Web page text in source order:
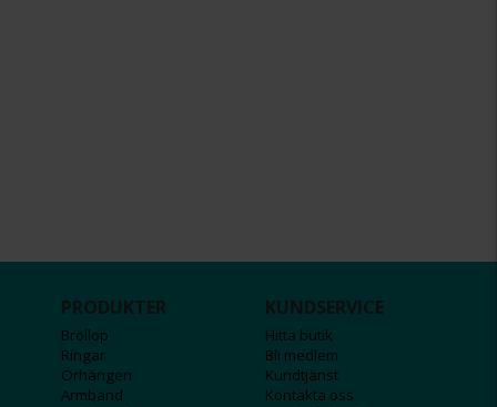
PRODUKTER
Bröllop
Ringar
Örhängen
Armband
KUNDSERVICE
Hitta butik
Bli medlem
Kundtjänst
Kontakta oss